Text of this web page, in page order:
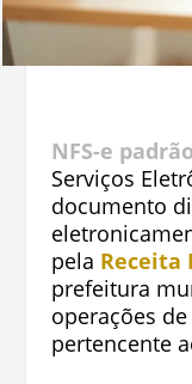
NFS-e
Serviços
documento
pela Receita
prefeitura
operações
pertencente